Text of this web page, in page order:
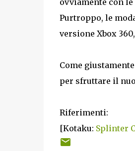
ovviamente con
Purtroppo, le
versione Xbox
Come
per sfruttare il
Riferimenti:
[Kotaku: Splinter